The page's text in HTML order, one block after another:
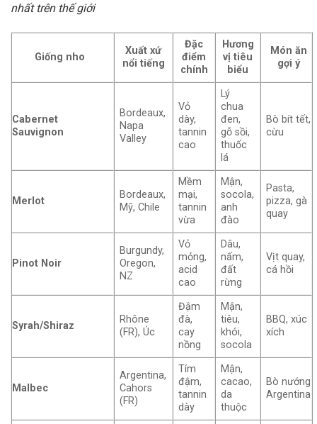
nhất trên thế giới
Giống nho
Xuất xứ
nổi tiếng
Đặc
điểm
chính
Hương
vị tiêu
biểu
Món ăn
gợi ý
Cabernet
Sauvignon
Bordeaux,
Napa
Valley
Vỏ
dày,
tannin
cao
Lý
chua
đen,
gỗ sồi,
thuốc
lá
Bò bít tết,
cừu
Merlot
Bordeaux,
Mỹ, Chile
Mềm
mại,
tannin
vừa
Mận,
socola,
anh
đào
Pasta,
pizza, gà
quay
Pinot Noir
Burgundy,
Oregon,
NZ
Vỏ
mỏng,
acid
cao
Dâu,
nấm,
đất
rừng
Vịt quay,
cá hồi
Syrah/Shiraz
Rhône
(FR), Úc
Đậm
đà,
cay
nồng
Mận,
tiêu,
khói,
socola
BBQ, xúc
xích
Malbec
Argentina,
Cahors
(FR)
Tím
đậm,
tannin
dày
Mận,
cacao,
da
thuộc
Bò nướng
Argentina